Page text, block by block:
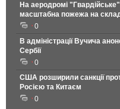
На аеродромі
масштабна пожежа на
0
В адміністрації Вучича
Сербії
0
США розширили санкції
Росією та Китаєм
0